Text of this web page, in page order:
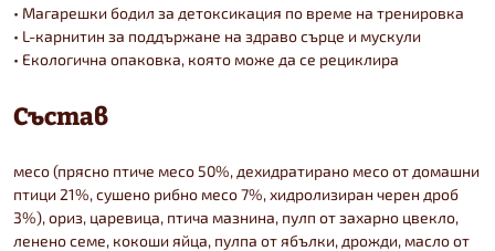
• Магарешки бодил за детоксикация по време на тренировка
• L-карнитин за поддържане на здраво сърце и мускули
• Екологична опаковка, която може да се рециклира
Състав
месо (прясно птиче месо 50%, дехидратирано месо от домашни
птици 21%, сушено рибно месо 7%, хидролизиран черен дроб
3%), ориз, царевица, птича мазнина, пулп от захарно цвекло,
ленено семе, кокоши яйца, пулпа от ябълки, дрожди, масло от